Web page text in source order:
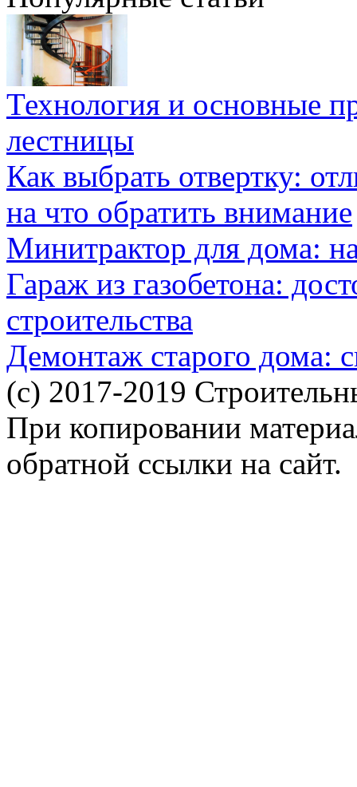
Технология и основные
лестницы
Как выбрать отвертку:
на что обратить внимание
Минитрактор для дома:
Гараж из газобетона:
строительства
Демонтаж старого дома:
(c) 2017-2019
При копировании
обратной ссылки на сайт.